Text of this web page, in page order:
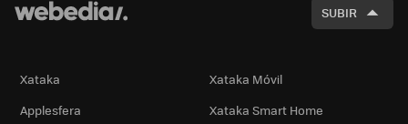
SUBIR
Xataka
Xataka Móvil
Applesfera
Xataka Smart Home